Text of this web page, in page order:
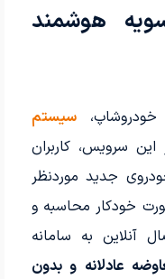
هوشمند
خودروشاپ،سیستم
سرویس، کاربران
جدید موردنظر
خودکار محاسبه و
آنلاین به سامانه
عادلانه و بدون